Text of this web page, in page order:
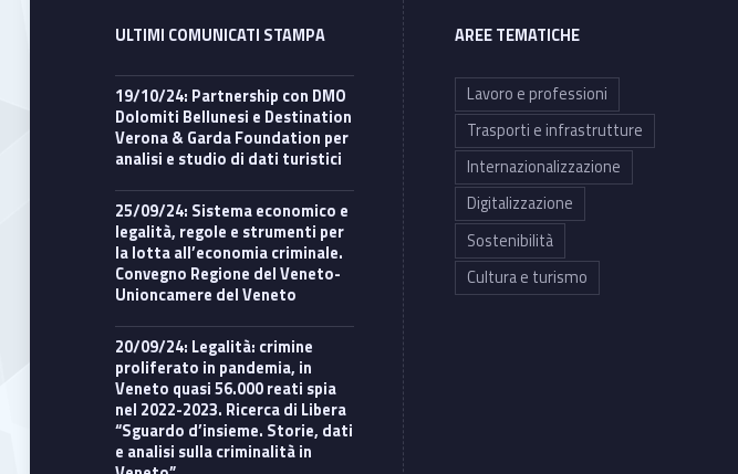
ULTIMI COMUNICATI STAMPA
19/10/24: Partnership con DMO
Dolomiti Bellunesi e Destination
Verona & Garda Foundation per
analisi e studio di dati turistici
25/09/24: Sistema economico e
legalità, regole e strumenti per
la lotta all’economia criminale.
Convegno Regione del Veneto-
Unioncamere del Veneto
20/09/24: Legalità: crimine
proliferato in pandemia, in
Veneto quasi 56.000 reati spia
nel 2022-2023. Ricerca di Libera
“Sguardo d’insieme. Storie, dati
e analisi sulla criminalità in
AREE TEMATICHE
Lavoro e professioni
Trasporti e infrastrutture
Internazionalizzazione
Digitalizzazione
Sostenibilità
Cultura e turismo